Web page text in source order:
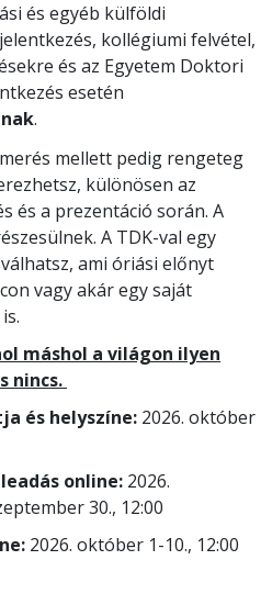
és egyéb külföldi
kollégiumi felvétel,
és az Egyetem Doktori
esetén
.
mellett pedig rengeteg
különösen az
és a prezentáció során. A
A TDK-val egy
ami óriási előnyt
vagy akár egy saját
máshol a világon ilyen
nincs.
és helyszíne: 2026. október
online: 2026.
30., 12:00
2026. október 1-10., 12:00